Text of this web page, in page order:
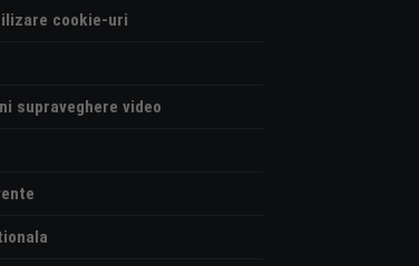
cookie-uri
supraveghere video